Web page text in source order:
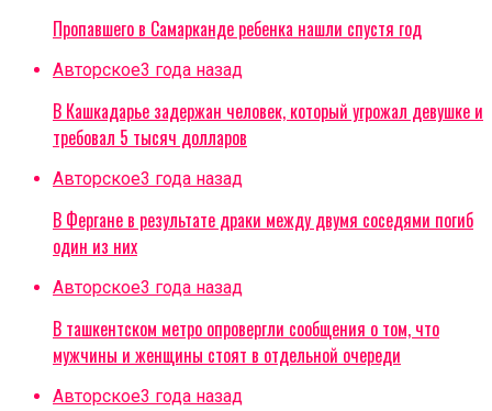
Пропавшего в Самарканде ребенка нашли спустя год
Авторское3 года назад
В Кашкадарье задержан человек, который угрожал девушке и
требовал 5 тысяч долларов
Авторское3 года назад
В Фергане в результате драки между двумя соседями погиб
один из них
Авторское3 года назад
В ташкентском метро опровергли сообщения о том, что
мужчины и женщины стоят в отдельной очереди
Авторское3 года назад